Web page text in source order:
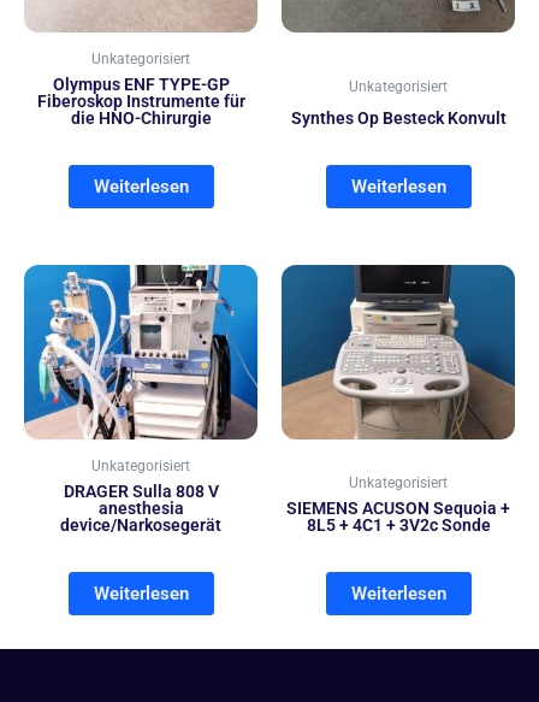
Unkategorisiert
Olympus ENF TYPE-GP
Fiberoskop Instrumente für
die HNO-Chirurgie
Weiterlesen
Unkategorisiert
Synthes Op Besteck Konvult
Weiterlesen
Unkategorisiert
DRAGER Sulla 808 V
anesthesia
device/Narkosegerät
Weiterlesen
Unkategorisiert
SIEMENS ACUSON Sequoia +
8L5 + 4C1 + 3V2c Sonde
Weiterlesen